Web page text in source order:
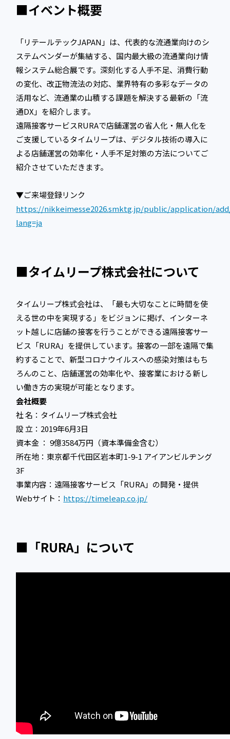
■イベント概要
「リテールテックJAPAN」は、代表的な流通業向けのシ
ステムベンダーが集結する、国内最大級の流通業向け情
報システム総合展です。深刻化する人手不足、消費行動
の変化、改正物流法の対応、業界特有の多彩なデータの
活用など、流通業の山積する課題を解決する最新の「流
通DX」を紹介します。
遠隔接客サービスRURAで店舗運営の省人化・無人化を
ご支援しているタイムリープは、デジタル技術の導入に
よる店舗運営の効率化・人手不足対策の方法についてご
紹介させていただきます。
▼ご来場登録リンク
https://nikkeimesse2026.smktg.jp/public/application/
lang=ja
■タイムリープ株式会社について
タイムリープ株式会社は、「最も大切なことに時間を使
える世の中を実現する」をビジョンに掲げ、インターネ
ット越しに店舗の接客を行うことができる遠隔接客サー
ビス「RURA」を提供しています。接客の一部を遠隔で集
約することで、新型コロナウイルスへの感染対策はもち
ろんのこと、店舗運営の効率化や、接客業における新し
い働き方の実現が可能となります。
会社概要
社 名：タイムリープ株式会社
設 立：2019年6月3日
資本金 ： 9億3584万円（資本準備金含む）
所在地：東京都千代田区岩本町1-9-1 アイアンビルヂング
3F
事業内容：遠隔接客サービス「RURA」の開発・提供
Webサイト： https://timeleap.co.jp/
■「RURA」について